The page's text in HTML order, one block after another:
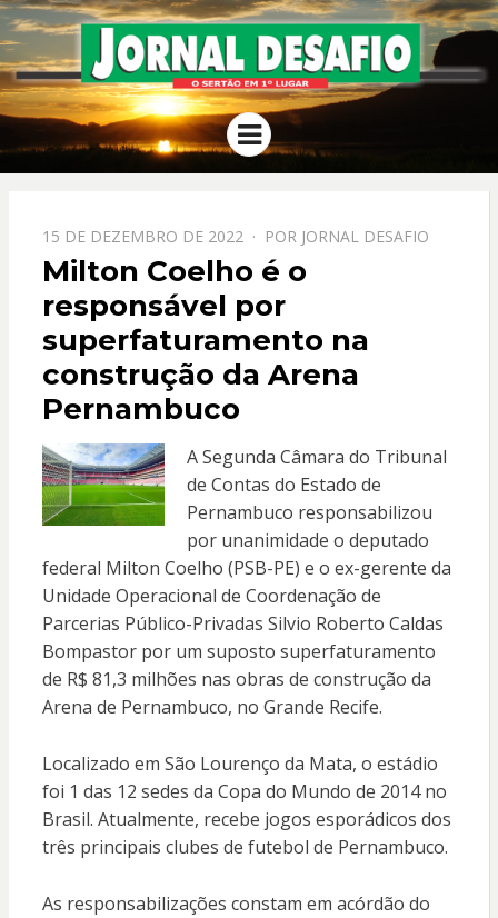
JORNAL
DESAFIO
O Sertão em 1º Lugar
Menu
PPOSTADO
EM
15 DE DEZEMBRO DE 2022 POR JORNAL DESAFIO
Milton Coelho é o
responsável por
superfaturamento na
construção da Arena
Pernambuco
A Segunda Câmara do Tribunal
de Contas do Estado de
Pernambuco responsabilizou
por unanimidade o deputado
federal Milton Coelho (PSB-PE) e o ex-gerente da
Unidade Operacional de Coordenação de
Parcerias Público-Privadas Silvio Roberto Caldas
Bompastor por um suposto superfaturamento
de R$ 81,3 milhões nas obras de construção da
Arena de Pernambuco, no Grande Recife.
Localizado em São Lourenço da Mata, o estádio
foi 1 das 12 sedes da Copa do Mundo de 2014 no
Brasil. Atualmente, recebe jogos esporádicos dos
três principais clubes de futebol de Pernambuco.
As responsabilizações constam em acórdão do